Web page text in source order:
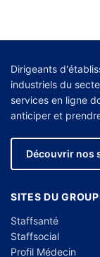
Dirigeants
industriels du
services en ligne
anticiper et
Découvrir nos
SITES DU
Staffsanté
Staffsocial
Profil Médecin